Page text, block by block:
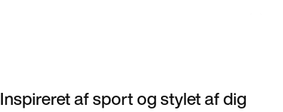
Inspireret af sport og stylet af dig